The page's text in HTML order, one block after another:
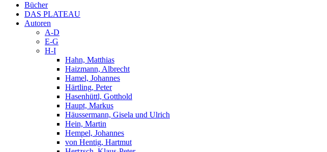
Bücher
DAS PLATEAU
Autoren
A-D
E-G
H-I
Hahn, Matthias
Haizmann, Albrecht
Hamel, Johannes
Härtling, Peter
Hasenhüttl, Gotthold
Haupt, Markus
Häussermann, Gisela und Ulrich
Hein, Martin
Hempel, Johannes
von Hentig, Hartmut